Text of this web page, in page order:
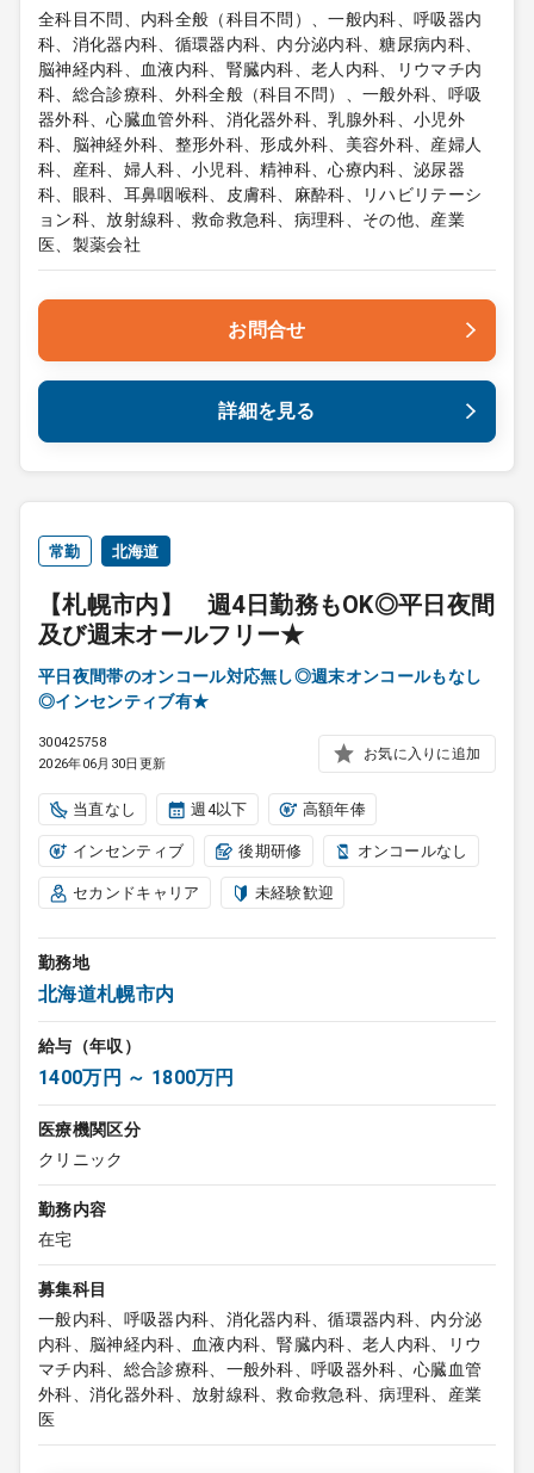
全科目不問、内科全般（科目不問）、一般内科、呼吸器内
科、消化器内科、循環器内科、内分泌内科、糖尿病内科、
脳神経内科、血液内科、腎臓内科、老人内科、リウマチ内
科、総合診療科、外科全般（科目不問）、一般外科、呼吸
器外科、心臓血管外科、消化器外科、乳腺外科、小児外
科、脳神経外科、整形外科、形成外科、美容外科、産婦人
科、産科、婦人科、小児科、精神科、心療内科、泌尿器
科、眼科、耳鼻咽喉科、皮膚科、麻酔科、リハビリテーシ
ョン科、放射線科、救命救急科、病理科、その他、産業
医、製薬会社
お問合せ
詳細を見る
常勤 北海道
【札幌市内】 週4日勤務もOK◎平日夜間
及び週末オールフリー★
平日夜間帯のオンコール対応無し◎週末オンコールもなし
◎インセンティブ有★
300425758
2026年06月30日更新
お気に入りに追加
当直なし 週4以下 高額年俸
インセンティブ 後期研修 オンコールなし
セカンドキャリア 未経験歓迎
勤務地
北海道札幌市内
給与（年収）
1400万円 ～ 1800万円
医療機関区分
クリニック
勤務内容
在宅
募集科目
一般内科、呼吸器内科、消化器内科、循環器内科、内分泌
内科、脳神経内科、血液内科、腎臓内科、老人内科、リウ
マチ内科、総合診療科、一般外科、呼吸器外科、心臓血管
外科、消化器外科、放射線科、救命救急科、病理科、産業
医